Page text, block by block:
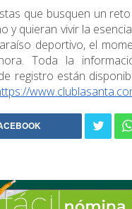
que busquen un
y quieran vivir la
deportivo, el
Toda la
registro están